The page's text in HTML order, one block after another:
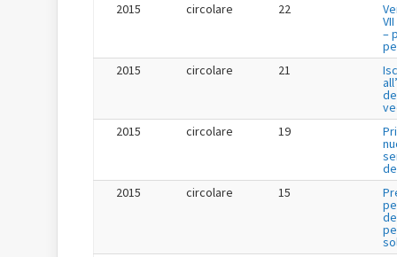
2015
circolare 22
–
2015
circolare 21
2015
circolare 19
2015
circolare 15